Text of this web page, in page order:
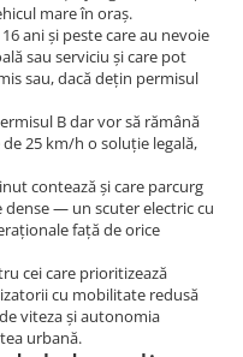
mare în oraș.
ani și peste care au nevoie
sau serviciu și care pot
sau, dacă dețin permisul
B dar vor să rămână
25 km/h o soluție legală,
contează și care parcurg
— un scuter electric cu
față de orice
cei care prioritizează
cu mobilitate redusă
viteza și autonomia
urbană.